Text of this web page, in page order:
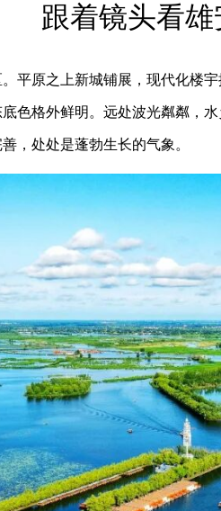
跟着镜头看
原之上新城铺展，现代化楼
色格外鲜明。远处波光粼粼，
，处处是蓬勃生长的气象。